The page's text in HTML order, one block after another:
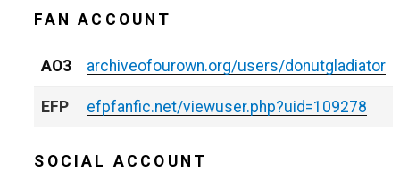
FAN ACCOUNT
AO3 archiveofourown.org/users/donutgladiator
EFP efpfanfic.net/viewuser.php?uid=109278
SOCIAL ACCOUNT